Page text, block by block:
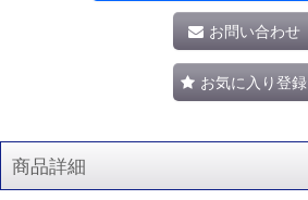
お問い合わせ
お気に入り登録
商品詳細